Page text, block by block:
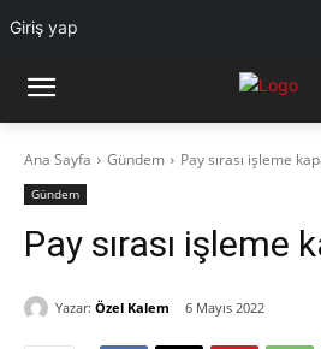
Ana Sayfa Gündem Pay sırası işleme
Gündem
Pay sırası işleme
Yazar: Özel Kalem 6 Mayıs 2022
Giriş yap